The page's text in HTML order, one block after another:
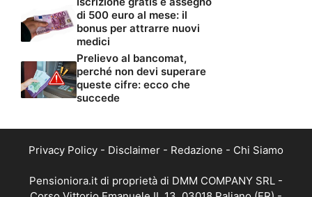
di 500 euro al mese: il
bonus per attrarre nuovi
medici
Prelievo al bancomat,
perché non devi superare
queste cifre: ecco che
succede
Privacy Policy - Disclaimer - Redazione - Chi Siamo
Pensioniora.it di proprietà di DMM COMPANY SRL -